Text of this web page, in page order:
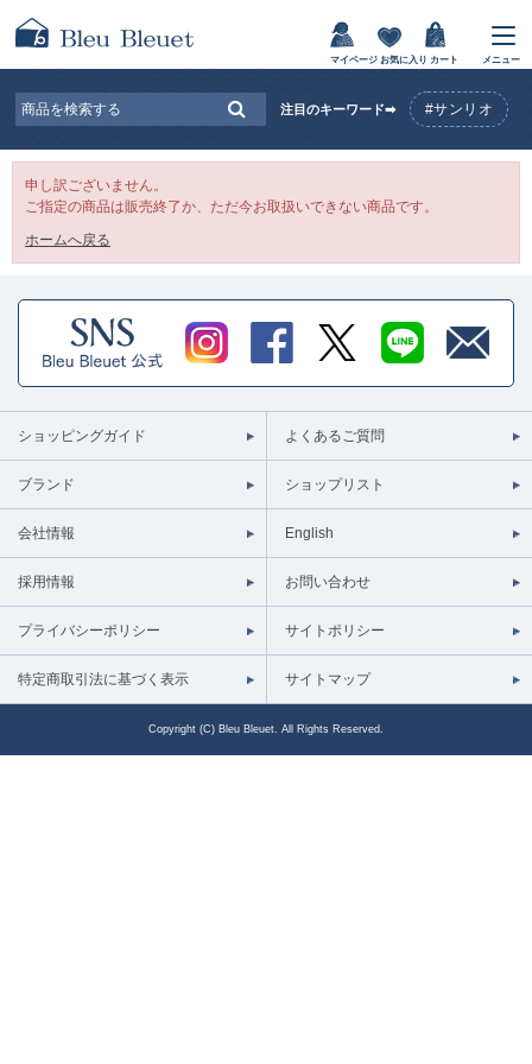
マイページ お気に入り カート メニュー
注目のキーワード➡ #サンリオ
申し訳ございません。
ご指定の商品は販売終了か、ただ今お取扱いできない商品です。
ホームへ戻る
ショッピングガイド よくあるご質問
ブランド ショップリスト
会社情報 English
採用情報 お問い合わせ
プライバシーポリシー サイトポリシー
特定商取引法に基づく表示 サイトマップ
Copyright (C) Bleu Bleuet. All Rights Reserved.